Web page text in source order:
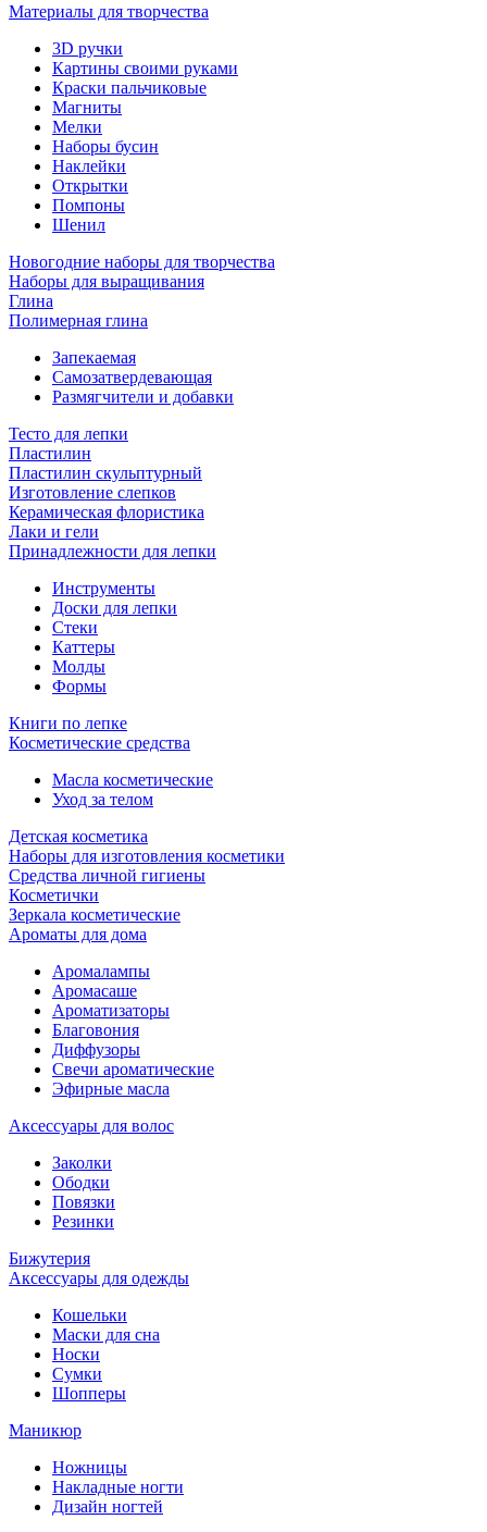
Материалы для творчества
3D ручки
Картины своими руками
Краски пальчиковые
Магниты
Мелки
Наборы бусин
Наклейки
Открытки
Помпоны
Шенил
Новогодние наборы для творчества
Наборы для выращивания
Глина
Полимерная глина
Запекаемая
Самозатвердевающая
Размягчители и добавки
Тесто для лепки
Пластилин
Пластилин скульптурный
Изготовление слепков
Керамическая флористика
Лаки и гели
Принадлежности для лепки
Инструменты
Доски для лепки
Стеки
Каттеры
Молды
Формы
Книги по лепке
Косметические средства
Масла косметические
Уход за телом
Детская косметика
Наборы для изготовления косметики
Средства личной гигиены
Косметички
Зеркала косметические
Ароматы для дома
Аромалампы
Аромасаше
Ароматизаторы
Благовония
Диффузоры
Свечи ароматические
Эфирные масла
Аксессуары для волос
Заколки
Ободки
Повязки
Резинки
Бижутерия
Аксессуары для одежды
Кошельки
Маски для сна
Носки
Сумки
Шопперы
Маникюр
Ножницы
Накладные ногти
Дизайн ногтей